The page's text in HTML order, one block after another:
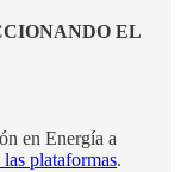
EL
en Energía a
las plataformas.